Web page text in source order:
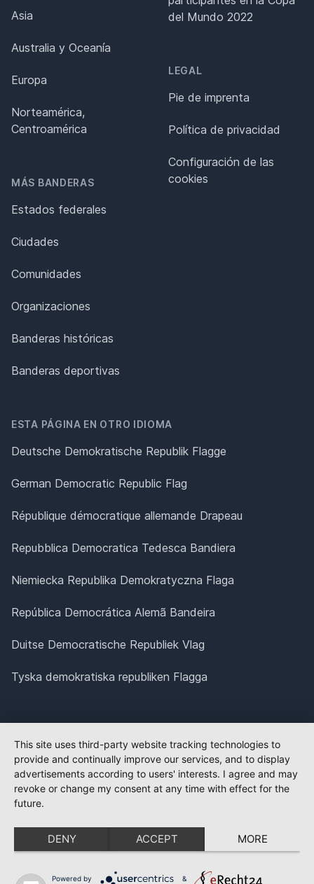
Asia
Australia y Oceanía
Europa
Norteamérica,
Centroamérica
MÁS BANDERAS
Estados federales
Ciudades
Comunidades
Organizaciones
Banderas históricas
Banderas deportivas
del Mundo 2022
LEGAL
Pie de imprenta
Política de privacidad
Configuración de las
cookies
ESTA PÁGINA EN OTRO IDIOMA
Deutsche Demokratische Republik Flagge
German Democratic Republic Flag
République démocratique allemande Drapeau
Repubblica Democratica Tedesca Bandiera
Niemiecka Republika Demokratyczna Flaga
República Democrática Alemã Bandeira
Duitse Democratische Republiek Vlag
Tyska demokratiska republiken Flagga
This site uses third-party website tracking technologies to
provide and continually improve our services, and to display
advertisements according to users' interests. I agree and may
revoke or change my consent at any time with effect for the
future.
DENY ACCEPT MORE
Powered by &